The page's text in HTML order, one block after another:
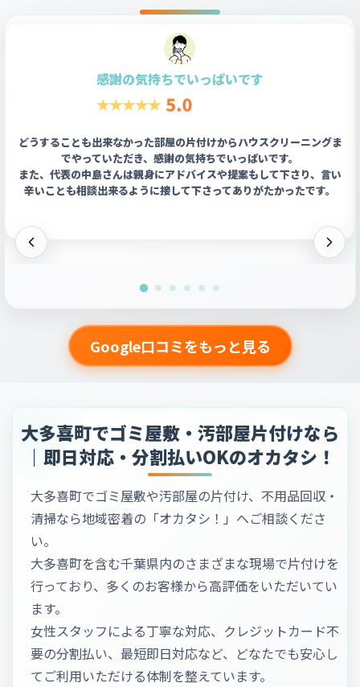
感謝の気持ちでいっぱいです
どうすることも出来なかった部屋の片付けからハウスクリーニングま
でやっていただき、感謝の気持ちでいっぱいです。
また、代表の中島さんは親身にアドバイスや提案もして下さり、言い
辛いことも相談出来るように接して下さってありがたかったです。
Google口コミをもっと見る
大多喜町でゴミ屋敷・汚部屋片付けなら
｜即日対応・分割払いOKのオカタシ！
大多喜町でゴミ屋敷や汚部屋の片付け、不用品回収・
清掃なら地域密着の「オカタシ！」へご相談くださ
い。
大多喜町を含む千葉県内のさまざまな現場で片付けを
行っており、多くのお客様から高評価をいただいてい
ます。
女性スタッフによる丁寧な対応、クレジットカード不
要の分割払い、最短即日対応など、どなたでも安心し
てご利用いただける体制を整えています。